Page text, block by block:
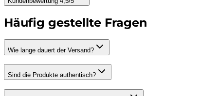
Häufig gestellte Fragen
Wie lange dauert der Versand?
Sind die Produkte authentisch?